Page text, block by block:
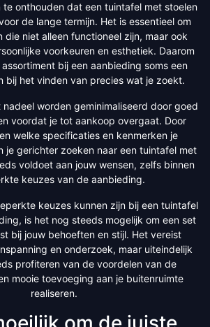
te onthouden dat een tuintafel met stoelen
de lange termijn. Het is essentieel om
die niet alleen functioneel zijn, maar ook
voorkeuren en esthetiek. Daarom
bij een aanbieding soms een
bij het vinden van precies wat je zoekt.
worden geminimaliseerd door goed
voordat je tot aankoop overgaat. Door
welke specificaties en kenmerken je
je gerichter zoeken naar een tuintafel met
voldoet aan jouw wensen, zelfs binnen
keuzes van de aanbieding.
keuzes kunnen zijn bij een tuintafel
is het nog steeds mogelijk om een set
bij jouw behoeften en stijl. Het vereist
en onderzoek, maar uiteindelijk
profiteren van de voordelen van de
mooie toevoeging aan je buitenruimte
realiseren.